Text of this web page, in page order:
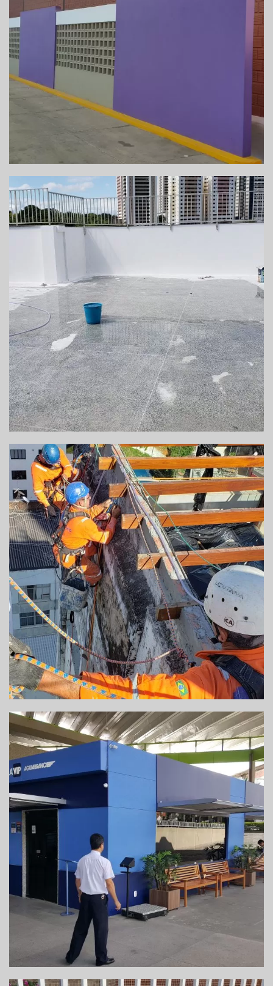
REFORMA DE GARAGEM DE ÔNIBUS – ITABUNA
DEMOLIÇÃO DE PISCINA E EXECUÇÃO DE PISO
DE ALTA RESISTÊNCIA
REFORMA DE FACHADA DE APARTAMENTO –
BARRA
REFORMA DE GUICHÊ E SALA VIP – ITABUNA